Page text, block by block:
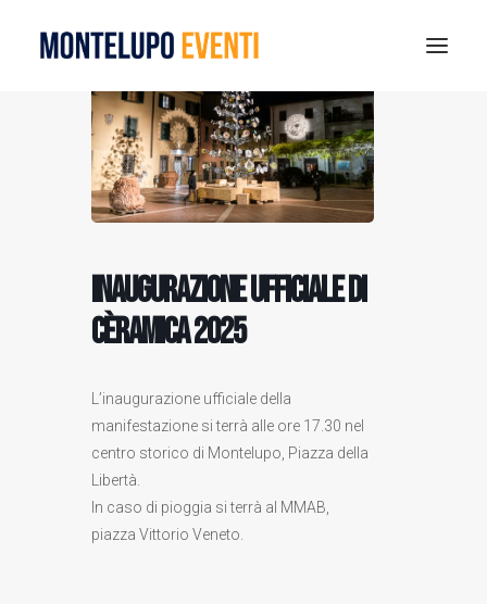
MONTELUPO SPORT DAYS 2026
ESTATE A MONTELUPO
VISIT MONTELUPO
MUSEO DELLA CERAMICA
Inaugurazione ufficiale di
Cèramica 2025
L’inaugurazione ufficiale della
manifestazione si terrà alle ore 17.30 nel
centro storico di Montelupo, Piazza della
Libertà.
In caso di pioggia si terrà al MMAB,
piazza Vittorio Veneto.